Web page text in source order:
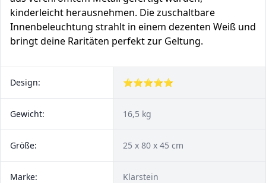
kinderleicht herausnehmen. Die zuschaltbare
Innenbeleuchtung strahlt in einem dezenten Weiß und
bringt deine Raritäten perfekt zur Geltung.
Design: ⭐⭐⭐⭐⭐
Gewicht: 16,5 kg
Größe: 25 x 80 x 45 cm
Marke: Klarstein